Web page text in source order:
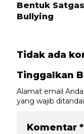
Bentuk
Bullying
Tidak ada
Tinggalkan
Alamat email
yang wajib ditandai
Komentar *